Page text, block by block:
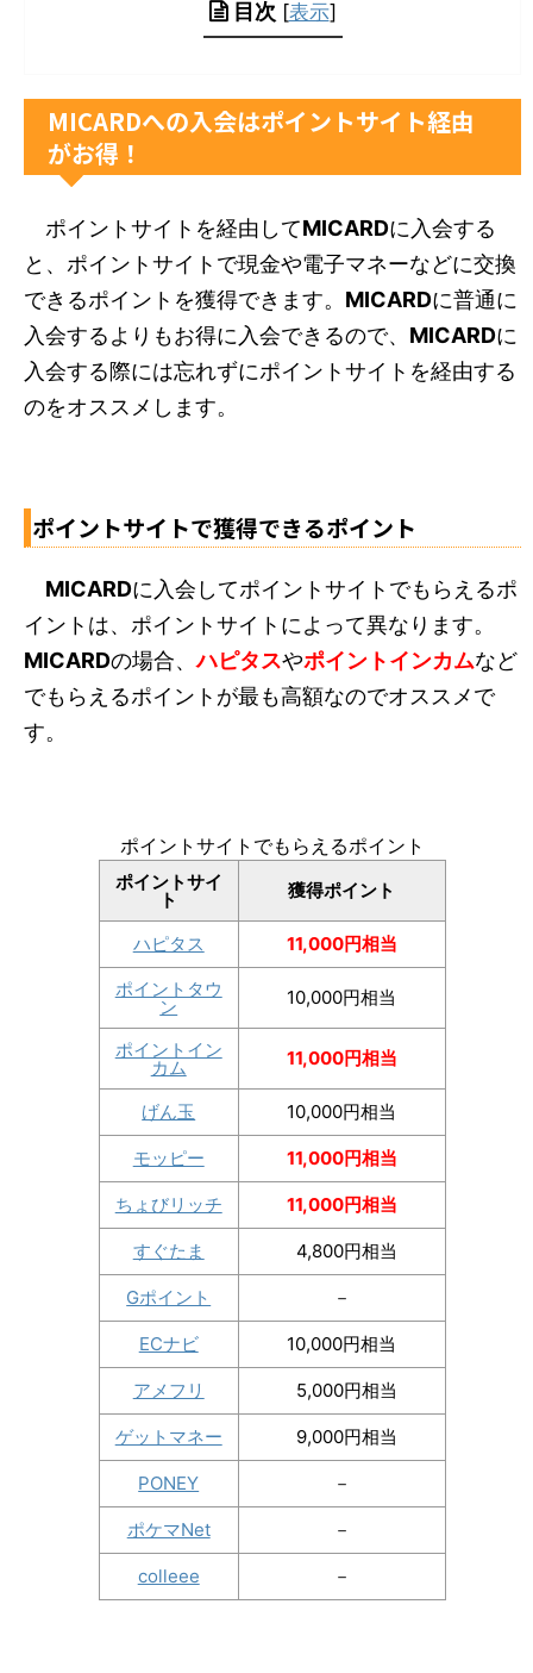
目次 [表示]
MICARDへの入会はポイントサイト経由
がお得！
ポイントサイトを経由してMICARDに入会する
と、ポイントサイトで現金や電子マネーなどに交換
できるポイントを獲得できます。 MICARDに普通に
入会するよりもお得に入会できるので、 MICARDに
入会する際には忘れずにポイントサイトを経由する
のをオススメします。
ポイントサイトで獲得できるポイント
MICARDに入会してポイントサイトでもらえるポ
イントは、ポイントサイトによって異なります。
MICARDの場合、ハピタスやポイントインカムなど
でもらえるポイントが最も高額なのでオススメで
す。
ポイントサイトでもらえるポイント
ポイントサイ
ト 獲得ポイント
ハピタス
11,000円相当
ポイントタウ
ン 10,000円相当
ポイントイン
カム 11,000円相当
げん玉 10,000円相当
モッピー 11,000円相当
ちょびリッチ 11,000円相当
すぐたま 4,800円相当
Gポイント －
ECナビ 10,000円相当
アメフリ 5,000円相当
ゲットマネー 9,000円相当
PONEY －
ポケマNet －
colleee －